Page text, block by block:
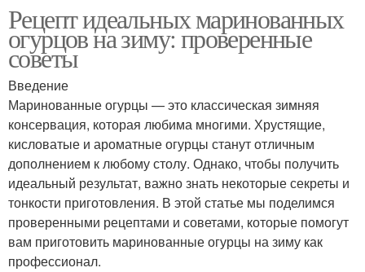
Рецепт идеальных маринованных
огурцов на зиму: проверенные
советы
Введение
Маринованные огурцы — это классическая зимняя
консервация, которая любима многими. Хрустящие,
кисловатые и ароматные огурцы станут отличным
дополнением к любому столу. Однако, чтобы получить
идеальный результат, важно знать некоторые секреты и
тонкости приготовления. В этой статье мы поделимся
проверенными рецептами и советами, которые помогут
вам приготовить маринованные огурцы на зиму как
профессионал.